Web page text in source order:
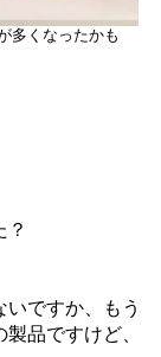
多くなったかも
？
ですか、もう
品ですけど、